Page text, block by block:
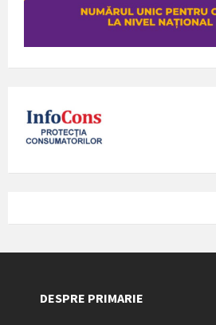
DESPRE PRIMARIE